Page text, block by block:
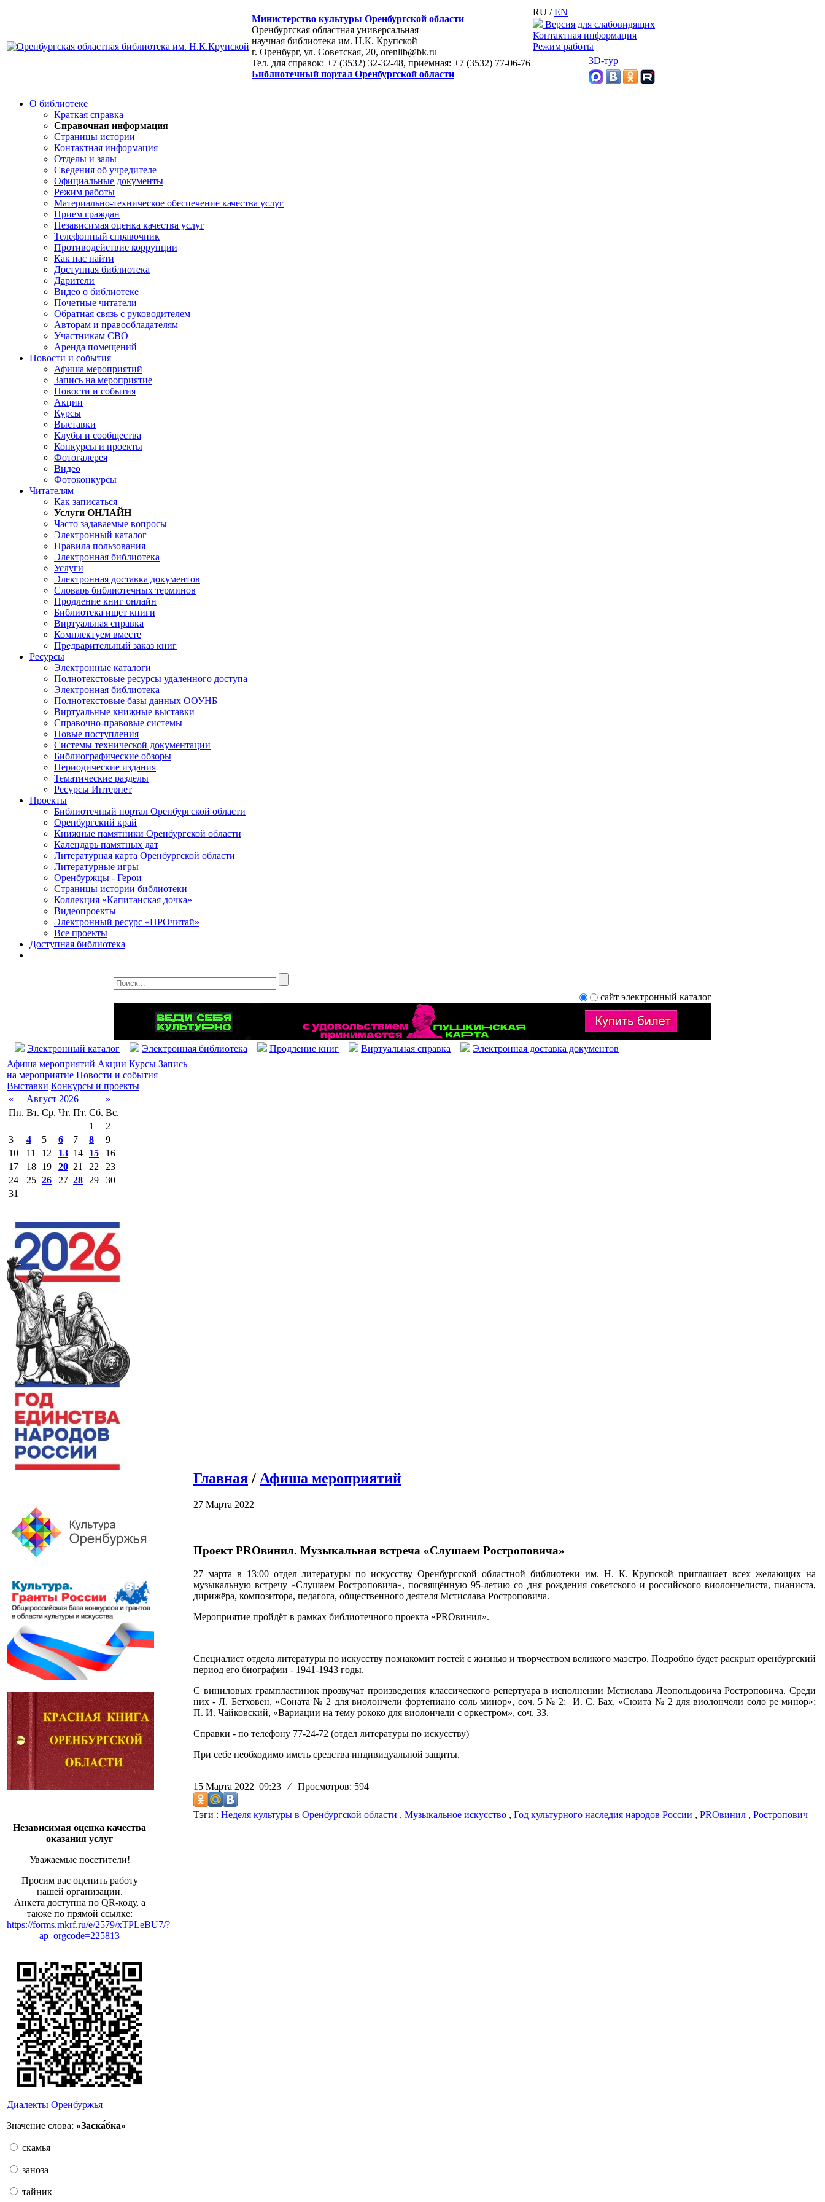
Министерство культуры Оренбургской области
Оренбургская областная универсальная
научная библиотека им. Н.К. Крупской
г. Оренбург, ул. Советская, 20, orenlib@bk.ru
Тел. для справок: +7 (3532) 32-32-48, приемная: +7 (3532) 77-06-76
Библиотечный портал Оренбургской области
RU /EN
Версия для слабовидящих
Контактная информация
Режим работы
3D-тур
О библиотеке
Краткая справка
Справочная информация
Страницы истории
Контактная информация
Отделы и залы
Сведения об учредителе
Официальные документы
Режим работы
Материально-техническое обеспечение качества услуг
Прием граждан
Независимая оценка качества услуг
Телефонный справочник
Противодействие коррупции
Как нас найти
Доступная библиотека
Дарители
Видео о библиотеке
Почетные читатели
Обратная связь с руководителем
Авторам и правообладателям
Участникам СВО
Аренда помещений
Новости и события
Афиша мероприятий
Запись на мероприятие
Новости и события
Акции
Курсы
Выставки
Клубы и сообщества
Конкурсы и проекты
Фотогалерея
Видео
Фотоконкурсы
Читателям
Как записаться
Услуги ОНЛАЙН
Часто задаваемые вопросы
Электронный каталог
Правила пользования
Электронная библиотека
Услуги
Электронная доставка документов
Словарь библиотечных терминов
Продление книг онлайн
Библиотека ищет книги
Виртуальная справка
Комплектуем вместе
Предварительный заказ книг
Ресурсы
Электронные каталоги
Полнотекстовые ресурсы удаленного доступа
Электронная библиотека
Полнотекстовые базы данных ООУНБ
Виртуальные книжные выставки
Справочно-правовые системы
Новые поступления
Cистемы технической документации
Библиографические обзоры
Периодические издания
Тематические разделы
Ресурсы Интернет
Проекты
Библиотечный портал Оренбургской области
Оренбургский край
Книжные памятники Оренбургской области
Календарь памятных дат
Литературная карта Оренбургской области
Литературные игры
Оренбуржцы - Герои
Страницы истории библиотеки
Коллекция «Капитанская дочка»
Видеопроекты
Электронный ресурс «ПРОчитай»
Все проекты
Доступная библиотека
сайт электронный каталог
Электронный каталог Электронная библиотека Продление книг Виртуальная справка
Электронная доставка документов
Афиша мероприятий Акции Курсы Запись
на мероприятие Новости и события
Выставки Конкурсы и проекты
«
Август 2026
»
Пн. Вт. Ср. Чт. Пт. Сб. Вс.
1
2
3
4 5 6 7 8
9
10
11 12 13 14 15
16
17
18 19 20 21 22
23
24
25 26 27 28 29
30
31
Независимая оценка качества
оказания услуг
Уважаемые посетители!
Просим вас оценить работу
нашей организации.
Анкета доступна по QR-коду, а
также по прямой ссылке:
https://forms.mkrf.ru/e/2579/xTPLeBU7/?
ap_orgcode=225813
Диалекты Оренбуржья
Значение слова: «Заска́бка»
скамья
заноза
тайник
Главная / Афиша мероприятий
27 Марта 2022
Проект PROвинил. Музыкальная встреча «Слушаем Ростроповича»
27 марта в 13:00 отдел литературы по искусству Оренбургской областной библиотеки им. Н. К. Крупской приглашает всех желающих на
музыкальную встречу «Слушаем Ростроповича», посвящённую 95-летию со дня рождения советского и российского виолончелиста, пианиста,
дирижёра, композитора, педагога, общественного деятеля Мстислава Ростроповича.
Мероприятие пройдёт в рамках библиотечного проекта «PROвинил».
Специалист отдела литературы по искусству познакомит гостей с жизнью и творчеством великого маэстро. Подробно будет раскрыт оренбургский
период его биографии - 1941-1943 годы.
С виниловых грампластинок прозвучат произведения классического репертуара в исполнении Мстислава Леопольдовича Ростроповича. Среди
них - Л. Бетховен, «Соната № 2 для виолончели фортепиано соль минор», соч. 5 № 2; И. С. Бах, «Сюита № 2 для виолончели соло ре минор»;
П. И. Чайковский, «Вариации на тему рококо для виолончели с оркестром», соч. 33.
Справки - по телефону 77-24-72 (отдел литературы по искусству)
При себе необходимо иметь средства индивидуальной защиты.
15 Марта 2022 09:23 ⁄ Просмотров: 594
Тэги : Неделя культуры в Оренбургской области , Музыкальное искусство , Год культурного наследия народов России , PROвинил , Ростропович